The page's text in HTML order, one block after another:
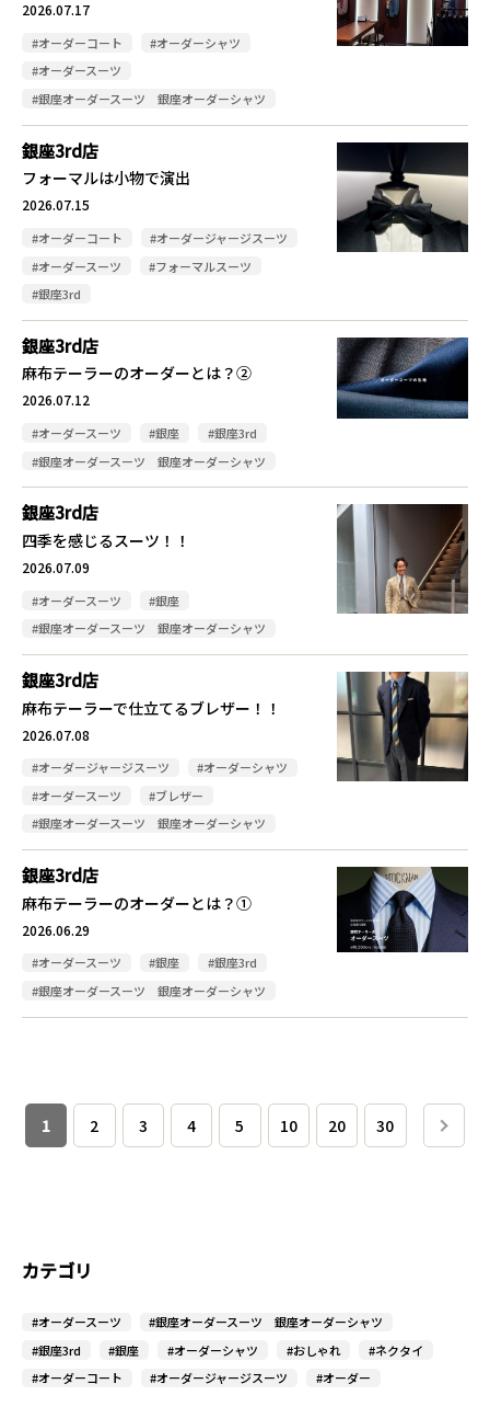
2026.07.17
#オーダーコート
#オーダーシャツ
#オーダースーツ
#銀座オーダースーツ 銀座オーダーシャツ
銀座3rd店
フォーマルは小物で演出
2026.07.15
#オーダーコート
#オーダージャージスーツ
#オーダースーツ
#フォーマルスーツ
#銀座3rd
銀座3rd店
麻布テーラーのオーダーとは？②
2026.07.12
#オーダースーツ #銀座
#銀座3rd
#銀座オーダースーツ 銀座オーダーシャツ
銀座3rd店
四季を感じるスーツ！！
2026.07.09
#オーダースーツ
#銀座
#銀座オーダースーツ 銀座オーダーシャツ
銀座3rd店
麻布テーラーで仕立てるブレザー！！
2026.07.08
#オーダージャージスーツ
#オーダーシャツ
#オーダースーツ
#ブレザー
#銀座オーダースーツ 銀座オーダーシャツ
銀座3rd店
麻布テーラーのオーダーとは？①
2026.06.29
#オーダースーツ #銀座
#銀座3rd
#銀座オーダースーツ 銀座オーダーシャツ
1 2 3 4 5 10 20 30
カテゴリ
#オーダースーツ
#銀座オーダースーツ 銀座オーダーシャツ
#銀座3rd
#銀座 #オーダーシャツ #おしゃれ
#ネクタイ
#オーダーコート
#オーダージャージスーツ #オーダー